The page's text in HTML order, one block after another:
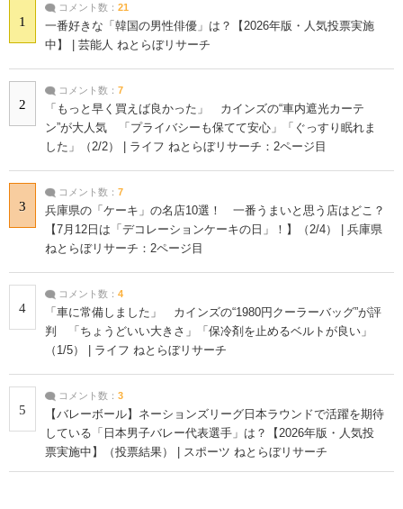
1
コメント数： 21
一番好きな「韓国の男性俳優」は？【2026年版・人気投票実施
中】 | 芸能人 ねとらぼリサーチ
2
コメント数： 7
「もっと早く買えば良かった」 カインズの“車内遮光カーテ
ン”が大人気 「プライバシーも保てて安心」「ぐっすり眠れま
した」（2/2） | ライフ ねとらぼリサーチ：2ページ目
3
コメント数： 7
兵庫県の「ケーキ」の名店10選！ 一番うまいと思う店はどこ？
【7月12日は「デコレーションケーキの日」！】（2/4） | 兵庫県
ねとらぼリサーチ：2ページ目
4
コメント数： 4
「車に常備しました」 カインズの“1980円クーラーバッグ”が評
判 「ちょうどいい大きさ」「保冷剤を止めるベルトが良い」
（1/5） | ライフ ねとらぼリサーチ
5
コメント数： 3
【バレーボール】ネーションズリーグ日本ラウンドで活躍を期待
している「日本男子バレー代表選手」は？【2026年版・人気投
票実施中】（投票結果） | スポーツ ねとらぼリサーチ